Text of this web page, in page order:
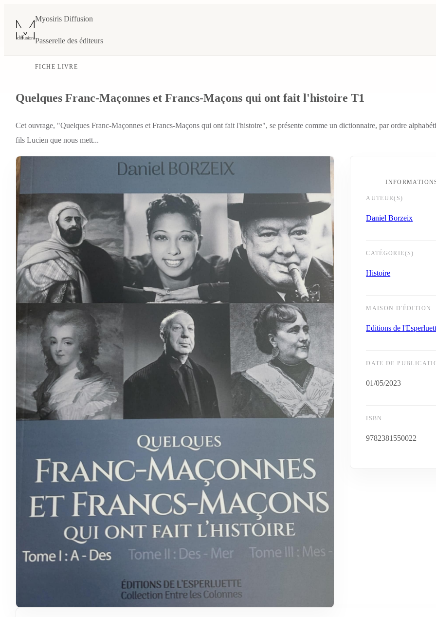
Myosiris Diffusion
Passerelle des éditeurs
FICHE LIVRE
Quelques Franc-Maçonnes et Francs-Maçons qui ont fait l'histoire T1
Cet ouvrage, "Quelques Franc-Maçonnes et Francs-Maçons qui ont fait l'histoire", se présente comme un dictionnaire, par ordre
fils Lucien que nous mett...
AUTEUR(S)
Daniel Borzeix
CATÉGORIE(S)
Histoire
MAISON D'ÉDITION
Editions de
DATE DE
01/05/2023
ISBN
9782381550022